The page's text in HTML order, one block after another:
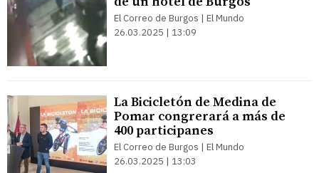
El Correo de Burgos | El Mundo
26.03.2025 | 13:09
La Bicicletón de Medina de
Pomar congrerará a más de
400 participanes
El Correo de Burgos | El Mundo
26.03.2025 | 13:03